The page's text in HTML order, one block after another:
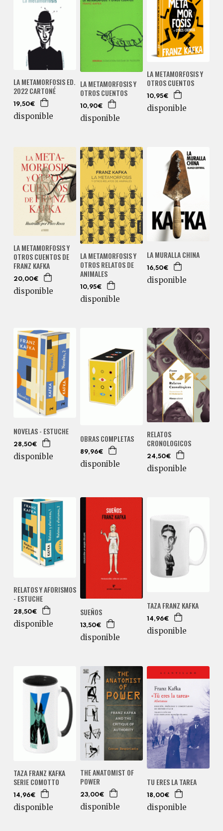
LA METAMORFOSIS ED.
2022 CARTONÉ
19,50€
disponible
LA METAMORFOSIS Y
OTROS CUENTOS
10,90€
disponible
LA METAMORFOSIS Y
OTROS CUENTOS
10,95€
disponible
LA METAMORFOSIS Y
OTROS CUENTOS DE
FRANZ KAFKA
20,00€
disponible
LA METAMORFOSIS Y
OTROS RELATOS DE
ANIMALES
10,95€
disponible
LA MURALLA CHINA
16,50€
disponible
NOVELAS - ESTUCHE
28,50€
disponible
OBRAS COMPLETAS
89,96€
disponible
RELATOS
CRONOLOGICOS
24,50€
disponible
RELATOS Y AFORISMOS
- ESTUCHE
28,50€
disponible
SUEÑOS
13,50€
disponible
TAZA FRANZ KAFKA
14,96€
disponible
TAZA FRANZ KAFKA
SERIE COMOTTO
14,96€
disponible
THE ANATOMIST OF
POWER
23,00€
disponible
TU ERES LA TAREA
18,00€
disponible